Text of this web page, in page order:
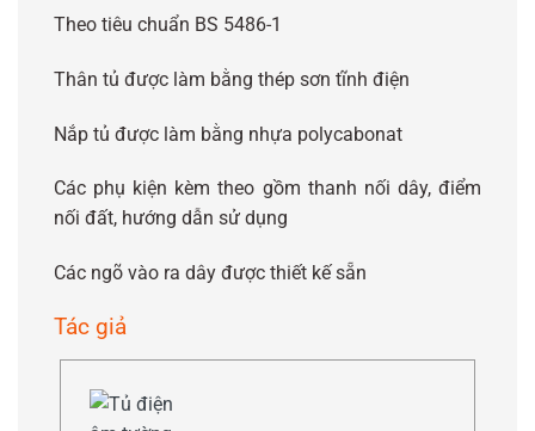
Theo tiêu chuẩn BS 5486-1
Thân tủ được làm bằng thép sơn tĩnh điện
Nắp tủ được làm bằng nhựa polycabonat
Các phụ kiện kèm theo gồm thanh nối dây, điểm
nối đất, hướng dẫn sử dụng
Các ngõ vào ra dây được thiết kế sẵn
Tác giả